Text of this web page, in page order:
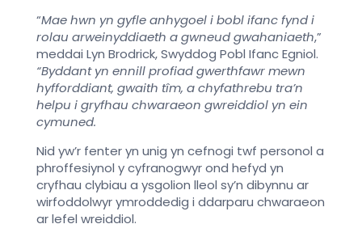
“Mae hwn yn gyfle anhygoel i bobl ifanc fynd i
rolau arweinyddiaeth a gwneud gwahaniaeth,”
meddai Lyn Brodrick, Swyddog Pobl Ifanc Egniol.
“Byddant yn ennill profiad gwerthfawr mewn
hyfforddiant, gwaith tîm, a chyfathrebu tra’n
helpu i gryfhau chwaraeon gwreiddiol yn ein
cymuned.
Nid yw’r fenter yn unig yn cefnogi twf personol a
phroffesiynol y cyfranogwyr ond hefyd yn
cryfhau clybiau a ysgolion lleol sy’n dibynnu ar
wirfoddolwyr ymroddedig i ddarparu chwaraeon
ar lefel wreiddiol.